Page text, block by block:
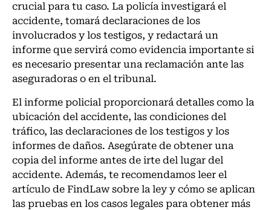
crucial para tu caso. La policía investigará el
accidente, tomará declaraciones de los
involucrados y los testigos, y redactará un
informe que servirá como evidencia importante si
es necesario presentar una reclamación ante las
aseguradoras o en el tribunal.
El informe policial proporcionará detalles como la
ubicación del accidente, las condiciones del
tráfico, las declaraciones de los testigos y los
informes de daños. Asegúrate de obtener una
copia del informe antes de irte del lugar del
accidente. Además, te recomendamos leer el
artículo de FindLaw sobre la ley y cómo se aplican
las pruebas en los casos legales para obtener más